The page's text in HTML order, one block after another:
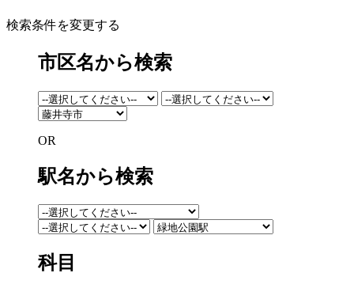
検索条件を変更する
市区名から検索
OR
駅名から検索
科目